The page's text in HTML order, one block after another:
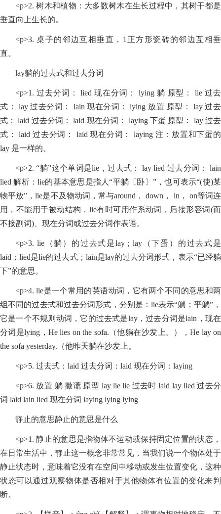
<p>2. 树木和植物：大多数树木在生长过程中，其树干都是
垂直向上生长的。
<p>3. 桌子的邻边互相垂直，1正方形瓷砖的邻边互相垂
直。
lay躺的过去式和过去分词
<p>1. 过去分词： lied 现在分词： lying 躺 原型： lie 过去
式： lay 过去分词： lain 现在分词： lying 放置 原型： lay 过去
式： laid 过去分词： laid 现在分词： laying 下蛋 原型： lay 过去
式： laid 过去分词： laid 现在分词： laying 注：放置和下蛋的
lay 是一样的。
<p>2. “躺”这个单词是lie，过去式： lay lied 过去分词： lain
lied 解析：lie的基本意思是指人“平躺〔卧〕”，也可表示“(使)某
物平放”，lie是不及物动词，常与around， down， in， on等词连
用，不能用于被动结构，lie有时可用作系动词，后接形容词(而
不接副词)、现在分词或过去分词作表语。
<p>3. lie（躺）的过去式是lay；lay（下蛋）的过去式是
laid；lied是lie的过去式；lain是lay的过去分词形式，表示“已经躺
下”的意思。
<p>4. lie是一个常用的英语动词，它有两个不同的意思和两
组不同的过去式和过去分词形式，分别是：lie表示“躺；平躺”，
它是一个不规则动词，它的过去式是lay，过去分词是lain，现在
分词是lying，He lies on the sofa.（他躺在沙发上。），He lay on
the sofa yesterday.（他昨天躺在沙发上。
<p>5. 过去式：laid 过去分词：laid 现在分词：laying
<p>6. 放置 躺 撒谎 原型 lay lie lie 过去时 laid lay lied 过去分
词 laid lain lied 现在分词 laying lying lying
静止的意思静止的意思是什么
<p>1. 静止的意思是指物体不运动或保持固定位置的状态，
在日常生活中，静止这一概念非常常见，当我们说一个物体处于
静止状态时，意味着它没有在空间中移动或发生位置变化，这种
状态可以通过观察物体是否相对于其他物体有位置的变化来判
断。